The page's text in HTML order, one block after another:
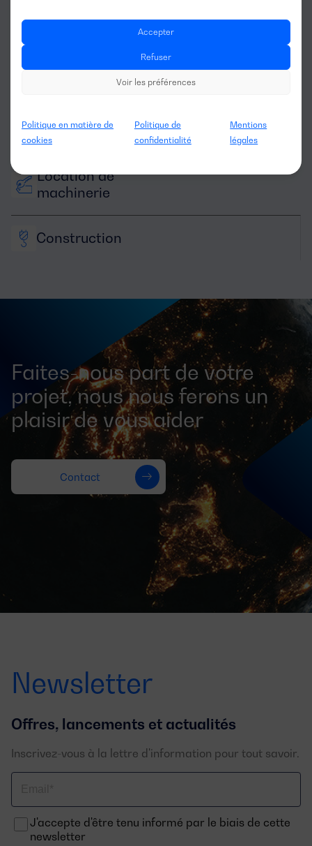
Accepter
Refuser
Voir les préférences
Politique en matière de
cookies
Politique de
confidentialité
Mentions
légales
élevage
Location de
machinerie
Construction
Faites-nous part de votre
projet, nous nous ferons un
plaisir de vous aider
Contact
Newsletter
Offres, lancements et actualités
Inscrivez-vous à la lettre d'information pour tout savoir.
J'accepte d'être tenu informé par le biais de cette
newsletter